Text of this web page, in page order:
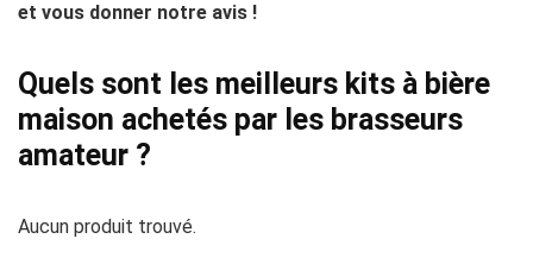
et vous donner notre avis !
Quels sont les meilleurs kits à bière
maison achetés par les brasseurs
amateur ?
Aucun produit trouvé.